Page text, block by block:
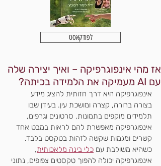
לפודקאסט
אז מהי אינפוגרפיקה – ואיך יצירה שלה
עם AI מעמיקה את הלמידה בכיתה?
אינפוגרפיקה היא דרך חזותית להציג מידע
בצורה ברורה, קצרה ומושכת עין. בעידן שבו
תלמידים מוקפים בתמונות, סרטונים וגרפים,
אינפוגרפיקה מאפשרת להם לראות במבט אחד
קשרים ומגמות שקשה לזהות בטקסט בלבד.
כשהיא משולבת עם כלי בינה מלאכותית,
אינפוגרפיקה יכולה להפוך טקסטים צפופים, נתוני